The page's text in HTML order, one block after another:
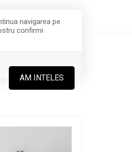
navigarea pe
confirmi
AM INTELES